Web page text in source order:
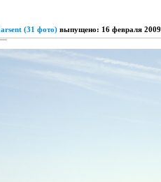
(31 фото) выпущено: 16 февраля 2009